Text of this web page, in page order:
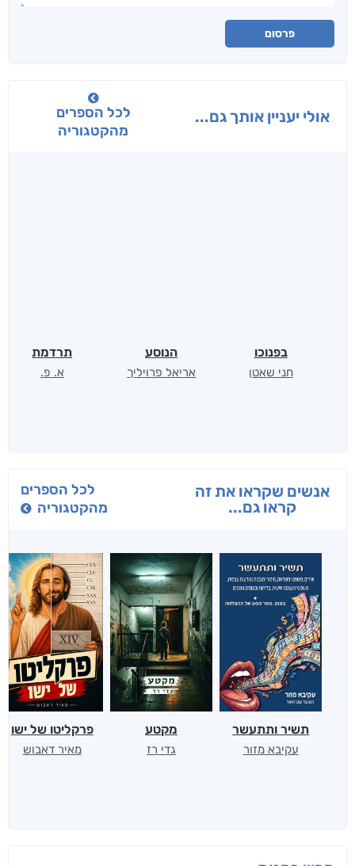
פרסום
אולי יעניין אותך גם...
לכל הספרים
מהקטגוריה
בפנוכו
חני שאטן
הנוסע
אריאל פרויליך
תרדמת
א. פ.
אנשים שקראו את זה
קראו גם...
לכל הספרים
מהקטגוריה
תשיר ותתעשר
עקיבא מזור
מקטע
גדי רז
פרקליטו של ישו
מאיר דאבוש